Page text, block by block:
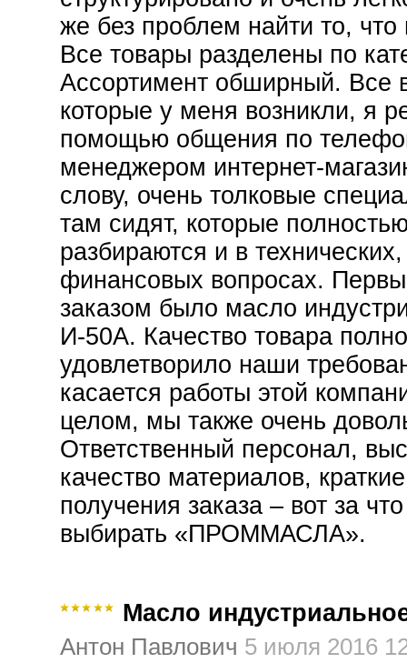
же без проблем найти то,
Все товары разделены по
Ассортимент обширный. Все
которые у меня возникли, я
помощью общения по
менеджером интернет-
слову, очень толковые
там сидят, которые
разбираются и в
финансовых вопросах.
заказом было масло
И-50А. Качество товара
удовлетворило наши
касается работы этой
целом, мы также очень
Ответственный персонал,
качество материалов,
получения заказа – вот за
выбирать «ПРОММАСЛА».
Масло
Антон Павлович 5 июля 2016